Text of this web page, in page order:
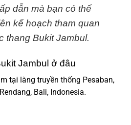
dẫn mà bạn có thể
kế hoạch tham quan
thang Bukit Jambul.
Jambul ở đâu
tại làng truyền thống Pesaban,
Bali, Indonesia.